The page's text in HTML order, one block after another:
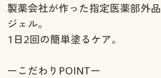
製薬会社が作った指定医薬部外
ジェル。
1日2回の簡単塗るケア。
ーこだわりPOINTー